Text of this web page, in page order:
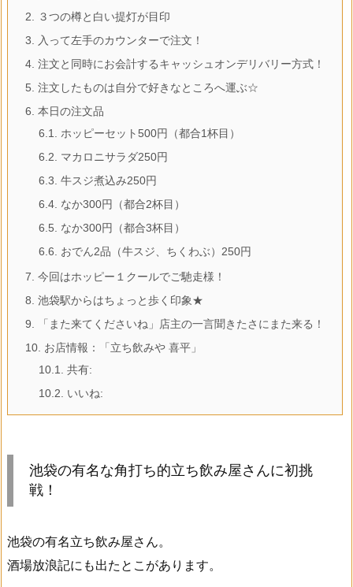
2.
３つの樽と白い提灯が目印
3.
入って左手のカウンターで注文！
4. 注文と同時にお会計するキャッシュオンデリバリー方式！
5. 注文したものは自分で好きなところへ運ぶ☆
6. 本日の注文品
6.1.
ホッピーセット500円（都合1杯目）
6.2.
マカロニサラダ250円
6.3. 牛スジ煮込み250円
6.4. なか300円（都合2杯目）
6.5.
なか300円（都合3杯目）
6.6.
おでん2品（牛スジ、ちくわぶ）250円
7. 今回はホッピー１クールでご馳走様！
8. 池袋駅からはちょっと歩く印象★
9.
「また来てくださいね」店主の一言聞きたさにまた来る！
10. お店情報：「立ち飲みや 喜平」
10.1.
共有:
10.2.
いいね:
池袋の有名な角打ち的立ち飲み屋さんに初挑
戦！
池袋の有名立ち飲み屋さん。
酒場放浪記にも出たとこがあります。